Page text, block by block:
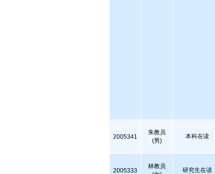
2005341
朱教员
(男)
本科在读
2005333
林教员
研究生在读